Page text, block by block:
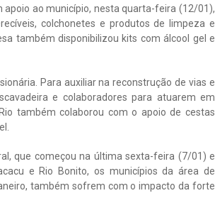
apoio ao município, nesta quarta-feira (12/01),
colchonetes e produtos de limpeza e
também disponibilizou kits com álcool gel e
Para auxiliar na reconstrução de vias e
e colaboradores para atuarem em
também colaborou com o apoio de cestas
que começou na última sexta-feira (7/01) e
e Rio Bonito, os municípios da área de
também sofrem com o impacto da forte